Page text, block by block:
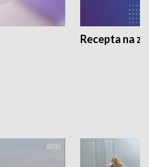
Recepta na